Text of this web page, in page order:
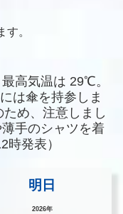
。
最高気温は 29℃。
は傘を持参しま
め、注意しまし
手のシャツを着
時発表）
明日
2026年